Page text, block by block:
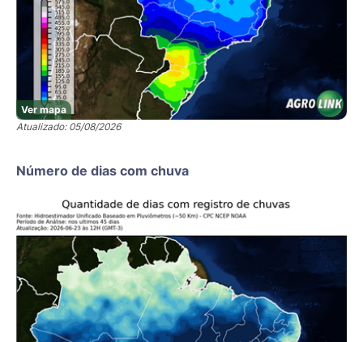
Ver mapa
Atualizado: 05/08/2026
Número de dias com chuva